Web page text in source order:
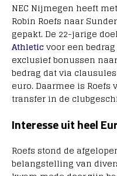
NEC Nijmegen heeft
Robin Roefs naar
gepakt. De 22-jarige
Athleticvoor een
exclusief bonussen
bedrag dat via
euro. Daarmee is
transfer in de
Interesse uit heel
Roefs stond de
belangstelling van